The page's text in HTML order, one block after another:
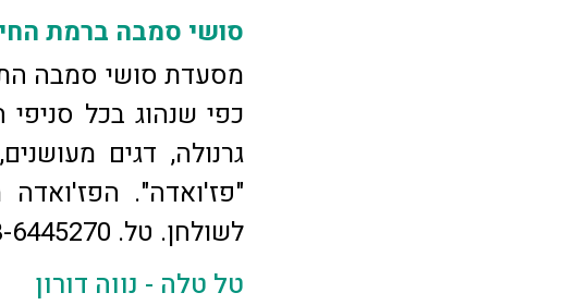
סושי סמבה ברמת
מסעדת סושי סמבה
כפי שנהוג בכל
גרנולה, דגים
"פז'ואדה". הפז'ואדה
לשולחן. טל. 03-6445270
טל טלה - נווה דורון